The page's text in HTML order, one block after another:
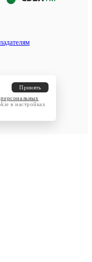
Принять
персональных
в настройках